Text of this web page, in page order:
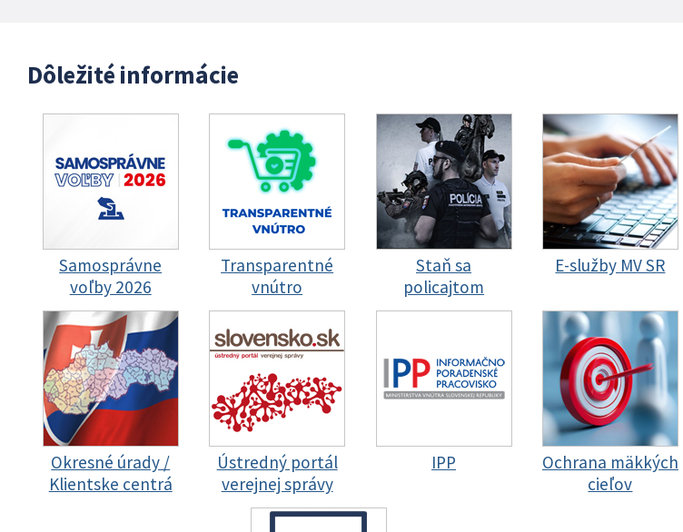
Dôležité informácie
Samosprávne
voľby 2026
Transparentné
vnútro
Staň sa
policajtom
E-služby MV SR
Okresné úrady /
Klientske centrá
Ústredný portál
verejnej správy
IPP
Ochrana mäkkých
cieľov